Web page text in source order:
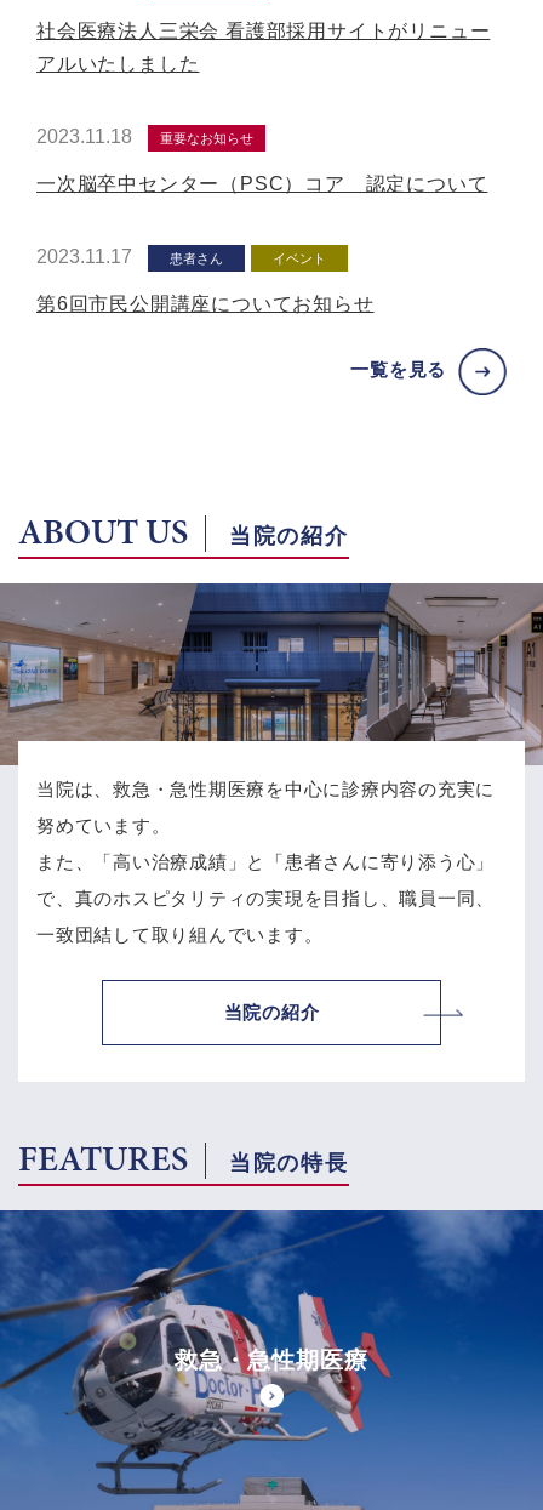
社会医療法人三栄会 看護部採用サイトがリニュー
アルいたしました
2023.11.18 重要なお知らせ
一次脳卒中センター（PSC）コア 認定について
2023.11.17 患者さん イベント
第6回市民公開講座についてお知らせ
一覧を見る
ABOUT US 当院の紹介
当院は、救急・急性期医療を中心に診療内容の充実に
努めています。
また、「高い治療成績」と「患者さんに寄り添う心」
で、 真のホスピタリティの実現を目指し、職員一同、
一致団結して取り組んでいます。
当院の紹介
FEATURES 当院の特長
救急・急性期医療